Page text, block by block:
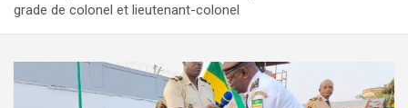
grade de colonel et lieutenant-colonel